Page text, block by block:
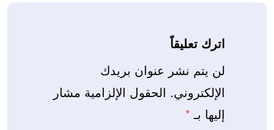
اترك تعليقاً
لن يتم نشر عنوان بريدك
الإلكتروني. الحقول الإلزامية مشار
إليها بـ *